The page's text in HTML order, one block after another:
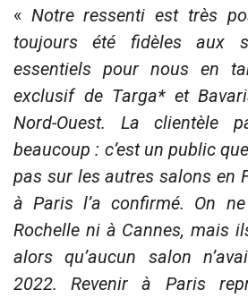
« Notre ressenti est très
toujours été fidèles aux
essentiels pour nous en
exclusif de Targa* et
Nord-Ouest. La clientèle
beaucoup : c’est un public
pas sur les autres salons en
à Paris l’a confirmé. On
Rochelle ni à Cannes, mais
alors qu’aucun salon
2022. Revenir à Paris